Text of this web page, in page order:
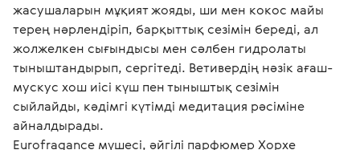
жасушаларын мұқият жояды, ши мен кокос майы
терең нәрлендіріп, барқыттық сезімін береді, ал
жолжелкен сығындысы мен сәлбен гидролаты
тыныштандырып, сергітеді. Ветивердің нәзік ағаш-
мускус хош иісі күш пен тыныштық сезімін
сыйлайды, кәдімгі күтімді медитация рәсіміне
айналдырады.
Eurofragance мүшесі, әйгілі парфюмер Хорхе